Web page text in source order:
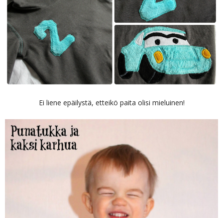
Ei liene epäilystä, etteikö paita olisi mieluinen!